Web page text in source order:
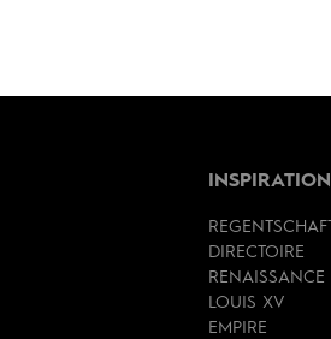
REGENTSCHAFT
DIRECTOIRE
RENAISSANCE
LOUIS XV
EMPIRE